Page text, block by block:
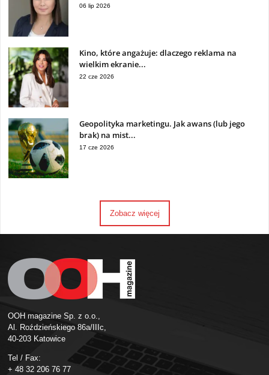
06 lip 2026
Kino, które angażuje: dlaczego reklama na
wielkim ekranie...
22 cze 2026
Geopolityka marketingu. Jak awans (lub jego
brak) na mist...
17 cze 2026
Zobacz więcej
OOH magazine Sp. z o.o.,
Al. Roździeńskiego 86a/IIIc,
40-203 Katowice
Tel / Fax:
+ 48 32 206 76 77